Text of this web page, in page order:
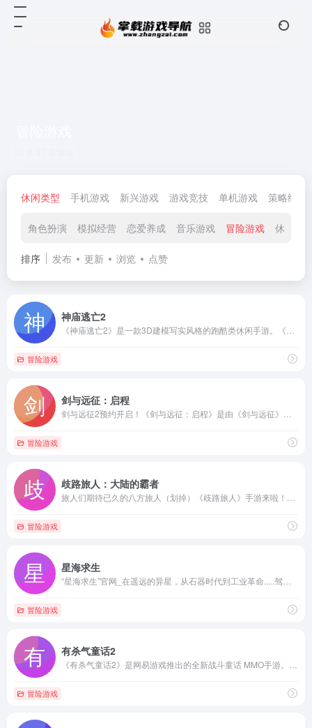
休闲类型 手机游戏 新兴游戏 游戏竞技 单机游戏 策略经营
角色扮演 模拟经营 恋爱养成 音乐游戏 冒险游戏 休闲益
排序 发布 更新 浏览 点赞
神庙逃亡2
冒险游戏
剑与远征：启程
冒险游戏
歧路旅人：大陆的霸者
冒险游戏
星海求生
冒险游戏
有杀气童话2
冒险游戏